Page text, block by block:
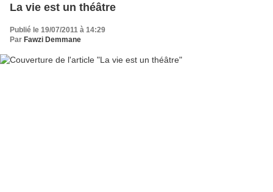
La vie est un théâtre
Publié le 19/07/2011 à 14:29
Par Fawzi Demmane